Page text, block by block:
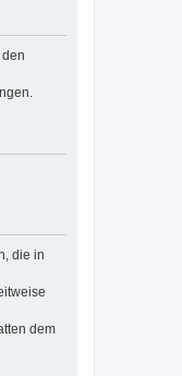
die in
dem